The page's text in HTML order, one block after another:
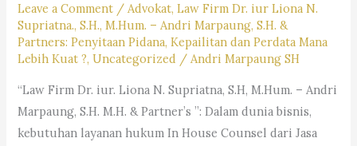
Leave a Comment /Advokat,Law Firm Dr. iur Liona N.
Supriatna., S.H., M.Hum. – Andri Marpaung, S.H. &
Partners: Penyitaan Pidana, Kepailitan dan Perdata Mana
Lebih Kuat ?,Uncategorized /Andri Marpaung SH
“Law Firm Dr. iur. Liona N. Supriatna, S.H, M.Hum. – Andri
Marpaung, S.H. M.H. & Partner’s ”: Dalam dunia bisnis,
kebutuhan layanan hukum In House Counsel dari Jasa